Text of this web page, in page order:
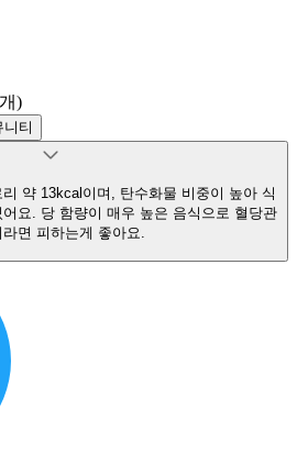
)
니티
약 13kcal이며, 탄수화물 비중이 높아 식
요. 당 함량이 매우 높은 음식으로 혈당관
라면 피하는게 좋아요.